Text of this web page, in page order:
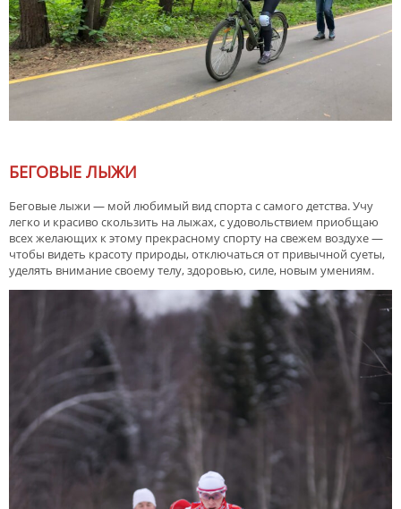
БЕГОВЫЕ ЛЫЖИ
Беговые лыжи — мой любимый вид спорта с самого детства. Учу
легко и красиво скользить на лыжах, с удовольствием приобщаю
всех желающих к этому прекрасному спорту на свежем воздухе —
чтобы видеть красоту природы, отключаться от привычной суеты,
уделять внимание своему телу, здоровью, силе, новым умениям.